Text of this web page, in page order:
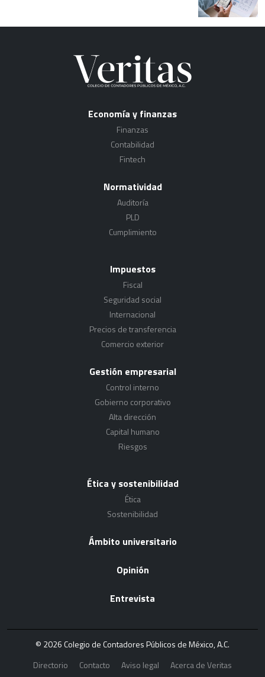
Economía y finanzas
Finanzas
Contabilidad
Fintech
Normatividad
Auditoría
PLD
Cumplimiento
Impuestos
Fiscal
Seguridad social
Internacional
Precios de transferencia
Comercio exterior
Gestión empresarial
Control interno
Gobierno corporativo
Alta dirección
Capital humano
Riesgos
Ética y sostenibilidad
Ética
Sostenibilidad
Ámbito universitario
Opinión
Entrevista
© 2026 Colegio de Contadores Públicos de México, A.C.
Directorio
Contacto Aviso legal Acerca de Veritas